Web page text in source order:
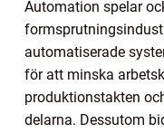
Automation spelar
automatiserade
för att minska
produktionstakten
delarna. Dessutom